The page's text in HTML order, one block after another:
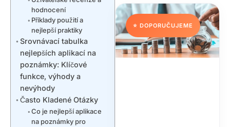
hodnocení
Příklady použití a
nejlepší praktiky
Srovnávací tabulka
nejlepších aplikací na
poznámky: Klíčové
funkce, výhody a
nevýhody
Často Kladené Otázky
Co je nejlepší aplikace
na poznámky pro
⭐ DOPORUČUJEME